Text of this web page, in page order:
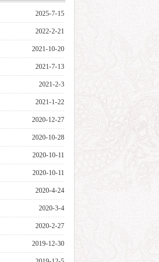
2025-7-15
2022-2-21
2021-10-20
2021-7-13
2021-2-3
2021-1-22
2020-12-27
2020-10-28
2020-10-11
2020-10-11
2020-4-24
2020-3-4
2020-2-27
2019-12-30